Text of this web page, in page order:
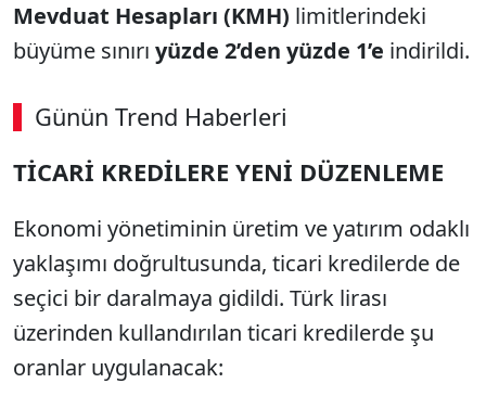
Mevduat Hesapları (KMH) limitlerindeki
büyüme sınırı yüzde 2’den yüzde 1’e indirildi.
Günün Trend Haberleri
TİCARİ KREDİLERE YENİ DÜZENLEME
Ekonomi yönetiminin üretim ve yatırım odaklı
yaklaşımı doğrultusunda, ticari kredilerde de
seçici bir daralmaya gidildi. Türk lirası
üzerinden kullandırılan ticari kredilerde şu
oranlar uygulanacak: